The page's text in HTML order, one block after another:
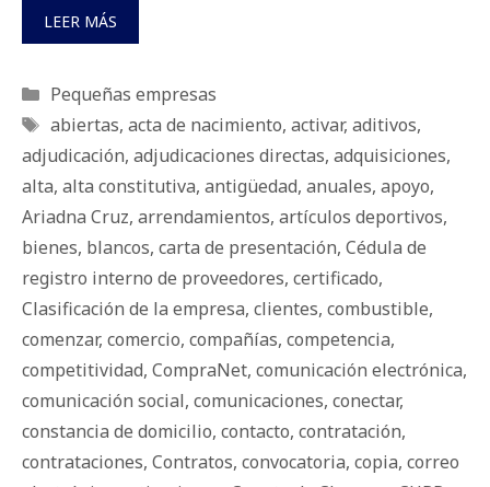
LEER MÁS
Categorías
Pequeñas empresas
Etiquetas
abiertas, acta de nacimiento, activar, aditivos,
adjudicación, adjudicaciones directas, adquisiciones,
alta, alta constitutiva, antigüedad, anuales, apoyo,
Ariadna Cruz, arrendamientos, artículos deportivos,
bienes, blancos, carta de presentación, Cédula de
registro interno de proveedores, certificado,
Clasificación de la empresa, clientes, combustible,
comenzar, comercio, compañías, competencia,
competitividad, CompraNet, comunicación electrónica,
comunicación social, comunicaciones, conectar,
constancia de domicilio, contacto, contratación,
contrataciones, Contratos, convocatoria, copia, correo